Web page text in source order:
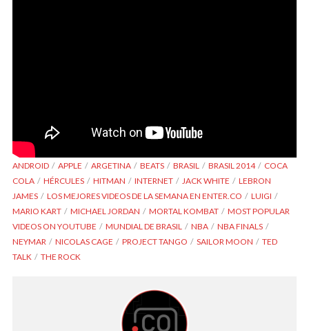
ANDROID APPLE ARGETINA BEATS BRASIL BRASIL 2014
COCA
COLA
HÉRCULES HITMAN INTERNET JACK WHITE
LEBRON
JAMES
LOS MEJORES VIDEOS DE LA SEMANA EN ENTER.CO
LUIGI
MARIO KART
MICHAEL JORDAN MORTAL KOMBAT
MOST POPULAR
VIDEOS ON YOUTUBE
MUNDIAL DE BRASIL NBA
NBA FINALS
NEYMAR
NICOLAS CAGE PROJECT TANGO SAILOR MOON
TED
TALK
THE ROCK